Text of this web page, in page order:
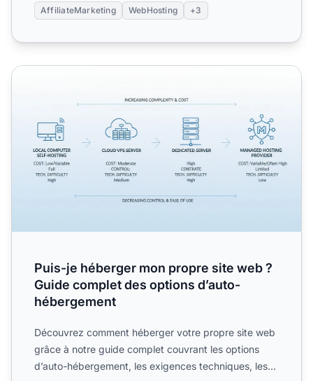
AffiliateMarketing WebHosting +3
Puis-je héberger mon propre site web ? Guide complet
Puis-je héberger mon propre site web ?
Guide complet des options d’auto-
hébergement
Découvrez comment héberger votre propre site web
grâce à notre guide complet couvrant les options
d’auto-hébergement, les exigences techniques, les